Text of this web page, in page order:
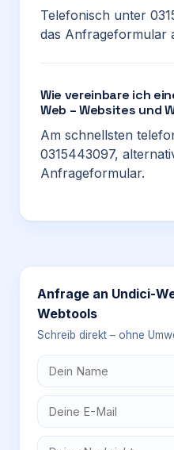
Telefonisch unter
das Anfrageformular
Wie vereinbare ich
Web – Websites und
Am schnellsten
0315443097,
Anfrageformular.
Anfrage an Undici-
Webtools
Schreib direkt – ohne